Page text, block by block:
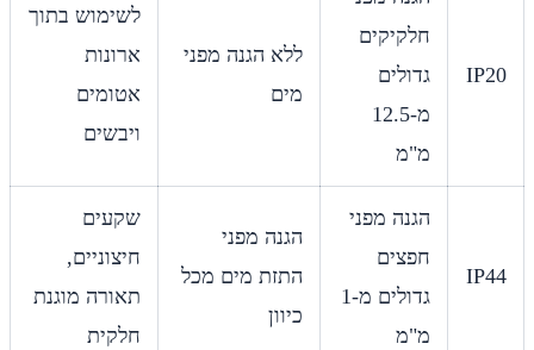
IP20
חלקיקים
גדולים
מ-12.5
מ"מ
ללא הגנה מפני
מים
לשימוש בתוך
ארונות
אטומים
ויבשים
IP44
הגנה מפני
חפצים
גדולים מ-1
מ"מ
הגנה מפני
התזת מים מכל
כיוון
שקעים
חיצוניים,
תאורה מוגנת
חלקית